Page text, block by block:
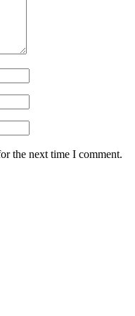
the next time I comment.